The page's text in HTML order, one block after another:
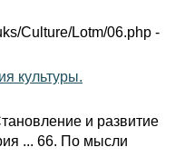
Culture/Lotm/06.php -
культуры.
и развитие
... 66. По мысли